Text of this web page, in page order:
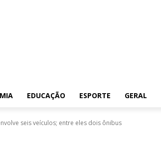
EDUCAÇÃO ESPORTE GERAL
seis veículos; entre eles dois ônibus